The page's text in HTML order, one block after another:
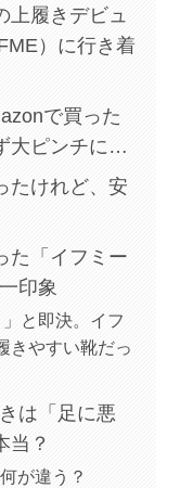
上履きデビュ
）に行き着
で買った
大ピンチに…
たけれど、安
た「イフミー
印象
と即決。イフ
きやすい靴だっ
は「足に悪
当？
が違う？